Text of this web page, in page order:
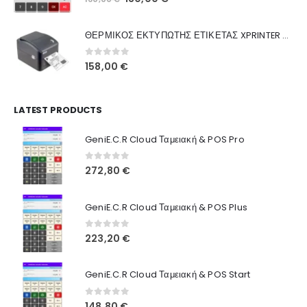
160,00 €. είναι:
ΘΕΡΜΙΚΟΣ ΕΚΤΥΠΩΤΗΣ ΕΤΙΚΕΤΑΣ XPRINTER XP-420B
0out of 5
158,00 €
LATEST PRODUCTS
GeniE.C.R Cloud Ταμειακή & POS Pro
0out of 5
272,80 €
GeniE.C.R Cloud Ταμειακή & POS Plus
0out of 5
223,20 €
GeniE.C.R Cloud Ταμειακή & POS Start
0out of 5
Ποιοι Είμαστε
Γιατί Εμάς
Blog
Όροι Χρήσης
Τρόποι Αγοράς
Τρόποι Πληρωμής
Τρόποι Αποστολής
Ασφάλεια Πληρωμών